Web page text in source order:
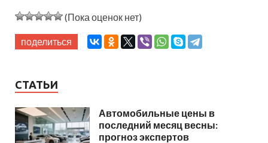
(Пока оценок нет)
поделиться
СТАТЬИ
Автомобильные цены в
последний месяц весны:
прогноз экспертов